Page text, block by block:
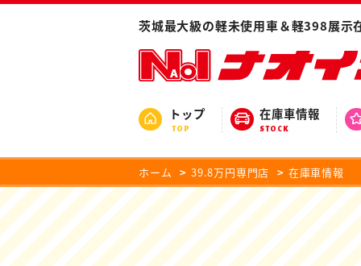
茨城最大級の軽未使用車＆軽398展
トップ
TOP
在庫車情報
STOCK
ホーム 39.8万円専門店 在庫車情報